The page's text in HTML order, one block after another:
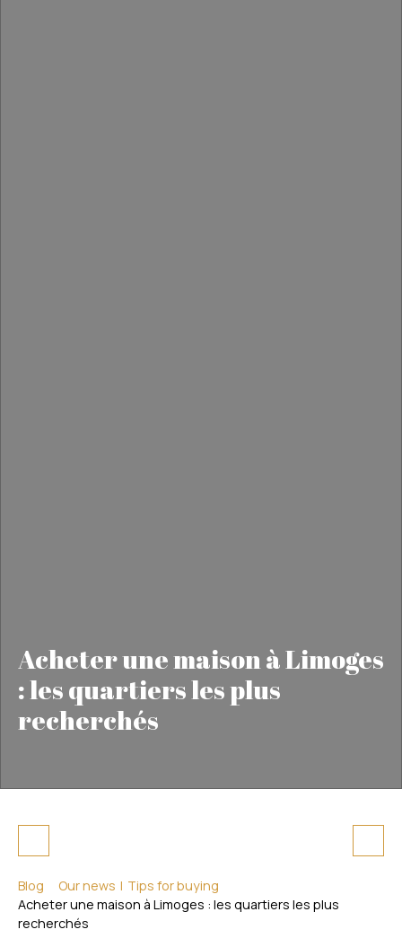
Acheter une maison à Limoges
: les quartiers les plus
recherchés
Blog Our news | Tips for buying
Acheter une maison à Limoges : les quartiers les plus
recherchés